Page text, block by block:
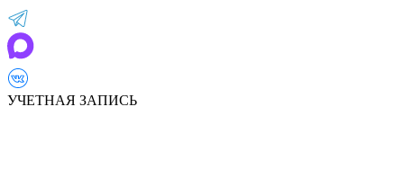
УЧЕТНАЯ ЗАПИСЬ